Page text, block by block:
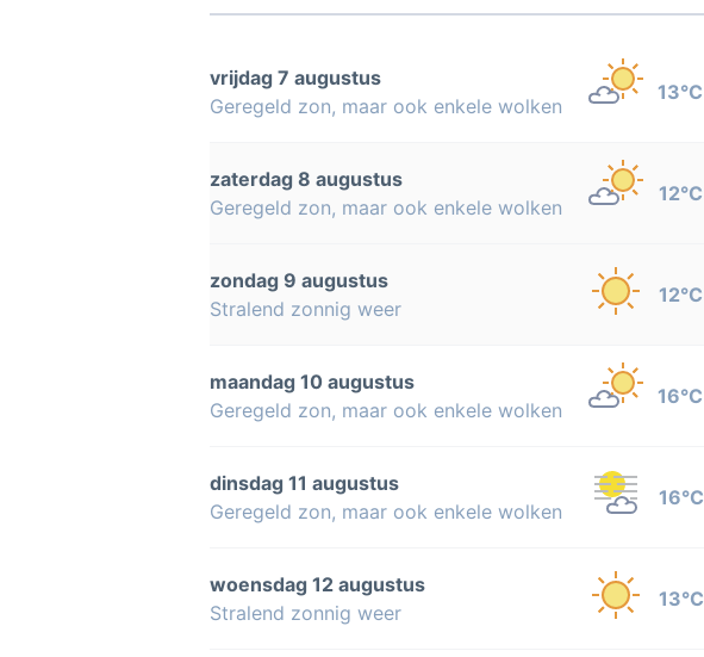
vrijdag 7 augustus
Geregeld zon, maar ook enkele wolken
13°C
zaterdag 8 augustus
Geregeld zon, maar ook enkele wolken
12°C
zondag 9 augustus
Stralend zonnig weer
12°C
maandag 10 augustus
Geregeld zon, maar ook enkele wolken
16°C
dinsdag 11 augustus
Geregeld zon, maar ook enkele wolken
16°C
woensdag 12 augustus
Stralend zonnig weer
13°C